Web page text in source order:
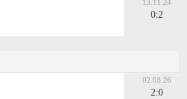
13.11.24
0:2
02.08.26
2:0